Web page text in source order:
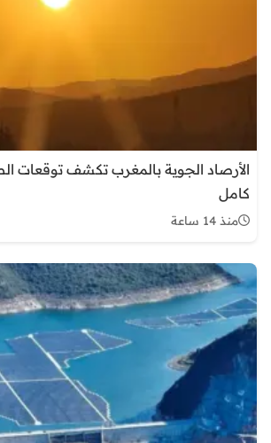
الأرصاد الجوية بالمغرب تكشف توقعات
كامل
منذ 14 ساعة